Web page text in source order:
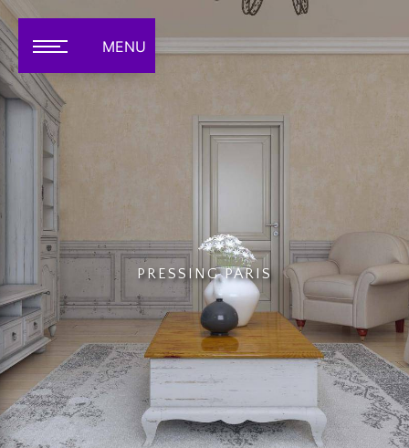
Panneau de gestion des cookies
MENU
PRESSING PARIS